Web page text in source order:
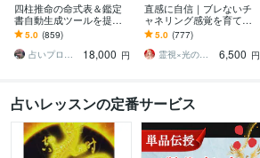
四柱推命の命式表＆鑑定
書自動生成ツールを提供
します 複数の流派に対応
し、大三合会局、天剋地
冲等も自動表示します
5.0 (859)
占いプログラマDeguchi
18,000 円
直感に自信｜ブレないチ
ャネリング感覚を育てま
す ✨“誰かに確認する”を卒
業しませんか？
5.0 (777)
霊視×光の柱 カルマ先生
6,500 円
占いレッスンの定番サービス